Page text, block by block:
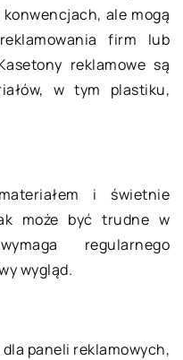
ale mogą
firm lub
reklamowe są
w tym plastiku,
i świetnie
może być trudne w
regularnego
wygląd.
paneli reklamowych,